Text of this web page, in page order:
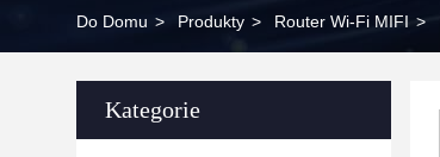
Do Domu > Produkty > Router Wi-Fi MIFI >
Kategorie